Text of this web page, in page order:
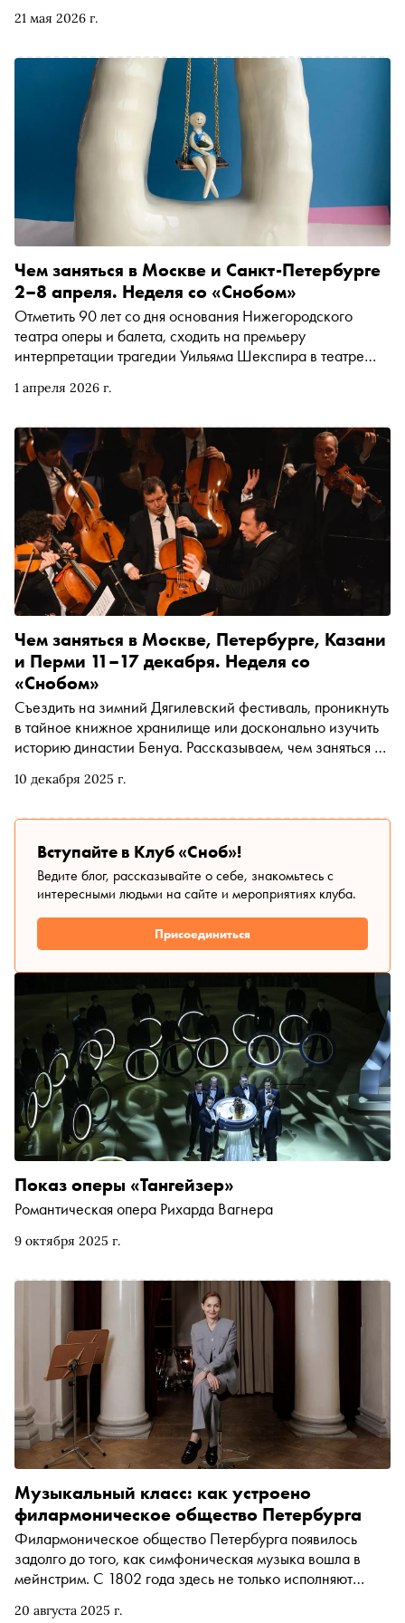
21 мая 2026 г.
1 апреля 2026 г.
Чем заняться в Москве и Санкт-Петербурге
2–8 апреля. Неделя со «Снобом»
Отметить 90 лет со дня основания Нижегородского
театра оперы и балета, сходить на премьеру
интерпретации трагедии Уильяма Шекспира в театре
Вагнера. Рассказываем, чем заняться и куда сходить на
10 декабря 2025 г.
Чем заняться в Москве, Петербурге, Казани
и Перми 11–17 декабря. Неделя со
«Снобом»
Съездить на зимний Дягилевский фестиваль, проникнуть
в тайное книжное хранилище или досконально изучить
историю династии Бенуа. Рассказываем, чем заняться и
Вступайте в Клуб «Сноб»!
Ведите блог, рассказывайте о себе, знакомьтесь с
интересными людьми на сайте и мероприятиях клуба.
Присоединиться
9 октября 2025 г.
Показ оперы «Тангейзер»
Романтическая опера Рихарда Вагнера
20 августа 2025 г.
Музыкальный класс: как устроено
филармоническое общество Петербурга
Филармоническое общество Петербурга появилось
задолго до того, как симфоническая музыка вошла в
мейнстрим. С 1802 года здесь не только исполняют
публики. В летнем номере «Сноба» — рассказ о том, как